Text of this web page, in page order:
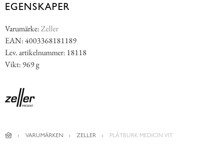
EGENSKAPER
Varumärke:Zeller
EAN: 4003368181189
Lev. artikelnummer: 18118
Vikt: 969 g
VARUMÄRKEN ZELLER PLÅTBURK MEDICIN VIT